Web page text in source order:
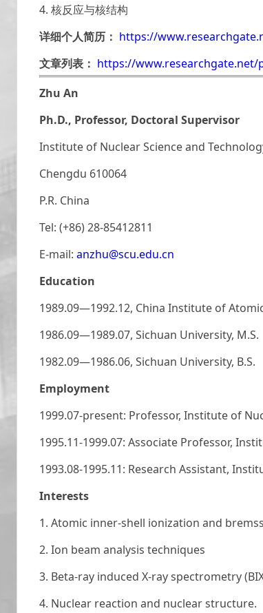
4. 核反应与核结构
详细个人简历： https://
文章列表： https://www.researchgate.net/
Zhu An
Ph.D., Professor, Doctoral Supervisor
Institute of Nuclear Science and
Chengdu 610064
P.R. China
Tel: (+86) 28-85412811
E-mail: anzhu@scu.edu.cn
Education
1989.09—1992.12, China Institute of
1986.09—1989.07, Sichuan University, M.S.
1982.09—1986.06, Sichuan University, B.S.
Employment
1999.07-present: Professor, Institute of
1995.11-1999.07: Associate Professor,
1993.08-1995.11: Research Assistant,
Interests
1. Atomic inner-shell ionization and
2. Ion beam analysis techniques
3. Beta-ray induced X-ray spectrometry
4. Nuclear reaction and nuclear structure.